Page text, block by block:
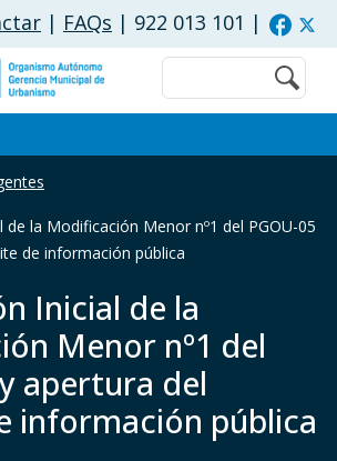
principal
| FAQs | 922 013 101 |
Buscar
de la Modificación Menor nº1 del PGOU-05
de información pública
Inicial de la
Menor nº1 del
apertura del
información pública